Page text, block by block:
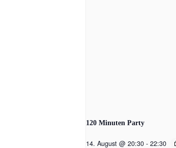
120 Minuten Party
14. August @ 20:30 - 22:30